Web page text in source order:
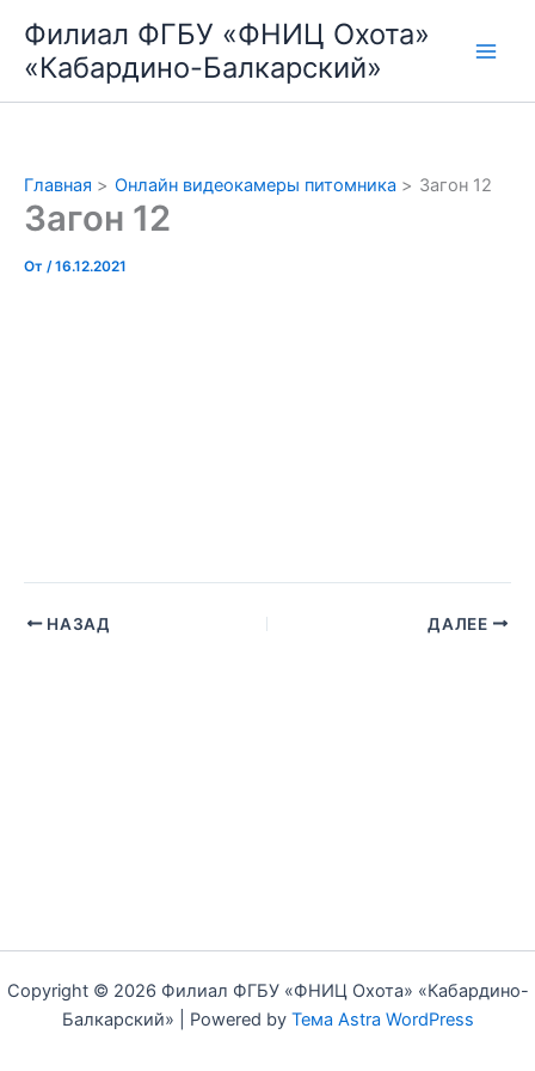
содержимому
Филиал ФГБУ «ФНИЦ Охота»
«Кабардино-Балкарский»
Главная Онлайн видеокамеры питомника Загон 12
Загон 12
От /16.12.2021
НАЗАД ДАЛЕЕ
Copyright © 2026 Филиал ФГБУ «ФНИЦ Охота» «Кабардино-
Балкарский» | Powered by Тема Astra WordPress